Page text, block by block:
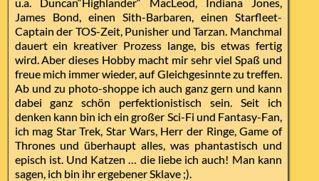
James Bond, einen Sith-Barbaren, einen Starfleet-
Captain der TOS-Zeit, Punisher und Tarzan. Manchmal
dauert ein kreativer Prozess lange, bis etwas fertig
wird. Aber dieses Hobby macht mir sehr viel Spaß und
freue mich immer wieder, auf Gleichgesinnte zu treffen.
Ab und zu photo-shoppe ich auch ganz gern und kann
dabei ganz schön perfektionistisch sein. Seit ich
denken kann bin ich ein großer Sci-Fi und Fantasy-Fan,
ich mag Star Trek, Star Wars, Herr der Ringe, Game of
Thrones und überhaupt alles, was phantastisch und
episch ist. Und Katzen … die liebe ich auch! Man kann
sagen, ich bin ihr ergebener Sklave ;).